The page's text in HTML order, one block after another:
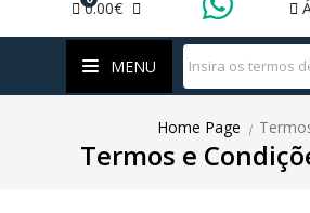
WhatsApp
0.00€
MENU
Home Page |
Termos e